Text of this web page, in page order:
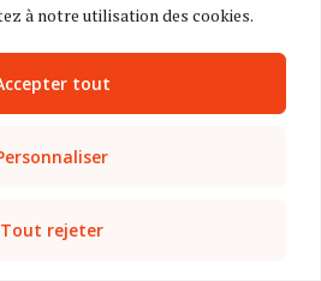
à notre utilisation des cookies.
Tout rejeter
tout